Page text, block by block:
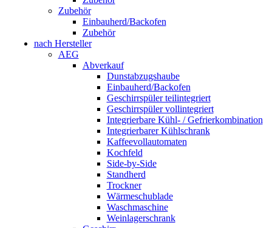
Zubehör
Einbauherd/Backofen
Zubehör
nach Hersteller
AEG
Abverkauf
Dunstabzugshaube
Einbauherd/Backofen
Geschirrspüler teilintegriert
Geschirrspüler vollintegriert
Integrierbare Kühl- / Gefrierkombination
Integrierbarer Kühlschrank
Kaffeevollautomaten
Kochfeld
Side-by-Side
Standherd
Trockner
Wärmeschublade
Waschmaschine
Weinlagerschrank